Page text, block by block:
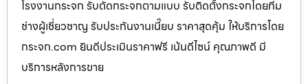
โรงงานกระจก รับตัดกระจกตามแบบ รับติดตั้งกระจกโดยทีม
ช่างผู้เชี่ยวชาญ รับประกันงานเนี๊ยบ ราคาสุดคุ้ม ให้บริการโดย
กระจก.com ยินดีประเมินราคาฟรี เน้นดีไซน์ คุณภาพดี มี
บริการหลังการขาย